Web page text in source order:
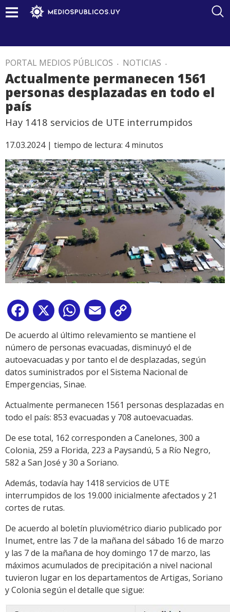
PORTAL MEDIOS PÚBLICOS . NOTICIAS .
Actualmente permanecen 1561
personas desplazadas en todo el
país
Hay 1418 servicios de UTE interrumpidos
17.03.2024 | tiempo de lectura: 4 minutos
Facebook
X WhatsApp
Email
Link
De acuerdo al último relevamiento se mantiene el
número de personas evacuadas, disminuyó el de
autoevacuadas y por tanto el de desplazadas, según
datos suministrados por el Sistema Nacional de
Empergencias, Sinae.
Actualmente permanecen 1561 personas desplazadas en
todo el país: 853 evacuadas y 708 autoevacuadas.
De ese total, 162 corresponden a Canelones, 300 a
Colonia, 259 a Florida, 223 a Paysandú, 5 a Río Negro,
582 a San José y 30 a Soriano.
Además, todavía hay 1418 servicios de UTE
interrumpidos de los 19.000 inicialmente afectados y 21
cortes de rutas.
De acuerdo al boletín pluviométrico diario publicado por
Inumet, entre las 7 de la mañana del sábado 16 de marzo
y las 7 de la mañana de hoy domingo 17 de marzo, las
máximos acumulados de precipitación a nivel nacional
tuvieron lugar en los departamentos de Artigas, Soriano
y Colonia según el detalle que sigue: